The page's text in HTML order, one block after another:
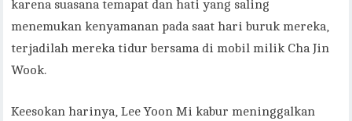
karena suasana temapat dan hati yang saling
menemukan kenyamanan pada saat hari buruk mereka,
terjadilah mereka tidur bersama di mobil milik Cha Jin
Wook.
Keesokan harinya, Lee Yoon Mi kabur meninggalkan